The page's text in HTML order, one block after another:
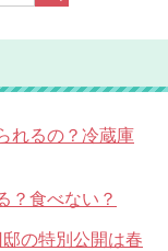
れるの？冷蔵庫
？食べない？
の特別公開は春